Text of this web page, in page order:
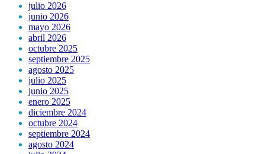
julio 2026
junio 2026
mayo 2026
abril 2026
octubre 2025
septiembre 2025
agosto 2025
julio 2025
junio 2025
enero 2025
diciembre 2024
octubre 2024
septiembre 2024
agosto 2024